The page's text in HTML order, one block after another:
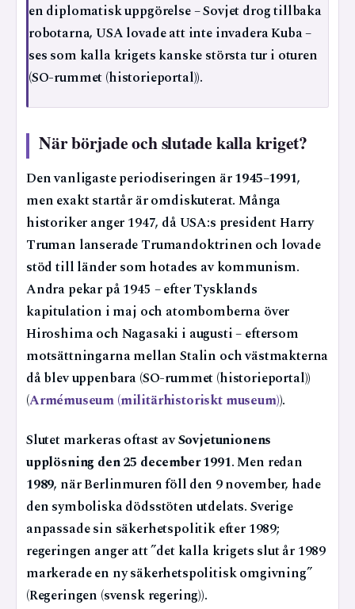
en diplomatisk uppgörelse – Sovjet drog tillbaka
robotarna, USA lovade att inte invadera Kuba –
ses som kalla krigets kanske största tur i oturen
(SO-rummet (historieportal)).
När började och slutade kalla kriget?
Den vanligaste periodiseringen är1945–1991,
men exakt startår är omdiskuterat. Många
historiker anger 1947, då USA:s president Harry
Truman lanserade Trumandoktrinen och lovade
stöd till länder som hotades av kommunism.
Andra pekar på 1945 – efter Tysklands
kapitulation i maj och atombomberna över
Hiroshima och Nagasaki i augusti – eftersom
motsättningarna mellan Stalin och västmakterna
då blev uppenbara (SO-rummet (historieportal))
(Armémuseum (militärhistoriskt museum)).
Slutet markeras oftast avSovjetunionens
upplösning den 25 december 1991. Men redan
1989, när Berlinmuren föll den 9 november, hade
den symboliska dödsstöten utdelats. Sverige
anpassade sin säkerhetspolitik efter 1989;
regeringen anger att ”det kalla krigets slut år 1989
markerade en ny säkerhetspolitisk omgivning”
(Regeringen (svensk regering)).